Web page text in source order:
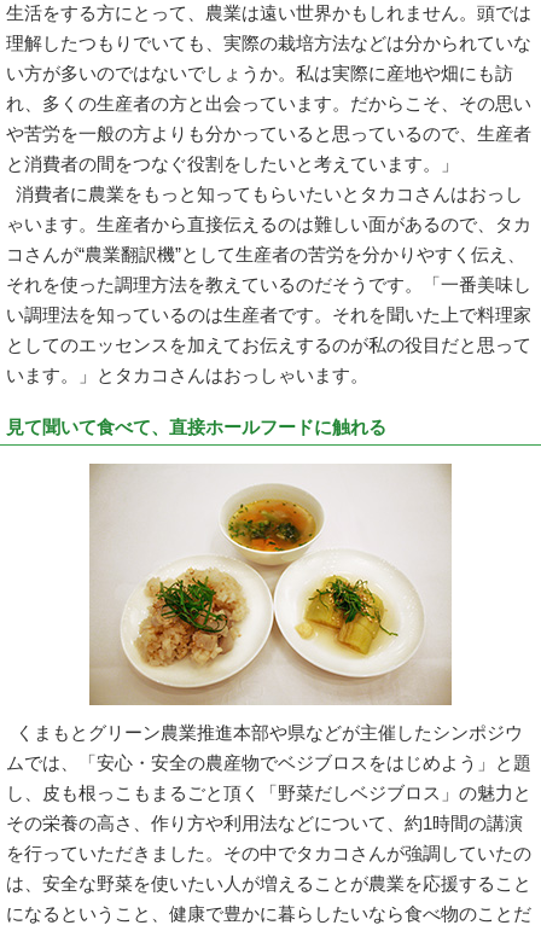
生活をする方にとって、農業は遠い世界かもしれません。頭では
理解したつもりでいても、実際の栽培方法などは分かられていな
い方が多いのではないでしょうか。私は実際に産地や畑にも訪
れ、多くの生産者の方と出会っています。だからこそ、その思い
や苦労を一般の方よりも分かっていると思っているので、生産者
と消費者の間をつなぐ役割をしたいと考えています。」
消費者に農業をもっと知ってもらいたいとタカコさんはおっし
ゃいます。生産者から直接伝えるのは難しい面があるので、タカ
コさんが“農業翻訳機”として生産者の苦労を分かりやすく伝え、
それを使った調理方法を教えているのだそうです。「一番美味し
い調理法を知っているのは生産者です。それを聞いた上で料理家
としてのエッセンスを加えてお伝えするのが私の役目だと思って
います。」とタカコさんはおっしゃいます。
見て聞いて食べて、直接ホールフードに触れる
くまもとグリーン農業推進本部や県などが主催したシンポジウ
ムでは、「安心・安全の農産物でベジブロスをはじめよう」と題
し、皮も根っこもまるごと頂く「野菜だしベジブロス」の魅力と
その栄養の高さ、作り方や利用法などについて、約1時間の講演
を行っていただきました。その中でタカコさんが強調していたの
は、安全な野菜を使いたい人が増えることが農業を応援すること
になるということ、健康で豊かに暮らしたいなら食べ物のことだ